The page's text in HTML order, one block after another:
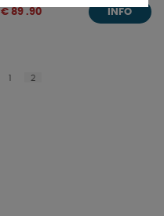
Painikkeen Kanssa
€ 89 .90 INFO
1 2